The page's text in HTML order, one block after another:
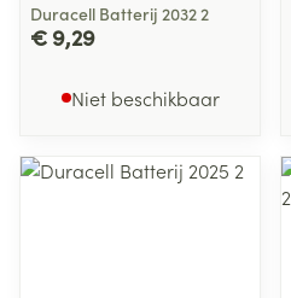
Duracell Batterij 2032 2
€ 9,29
Niet beschikbaar